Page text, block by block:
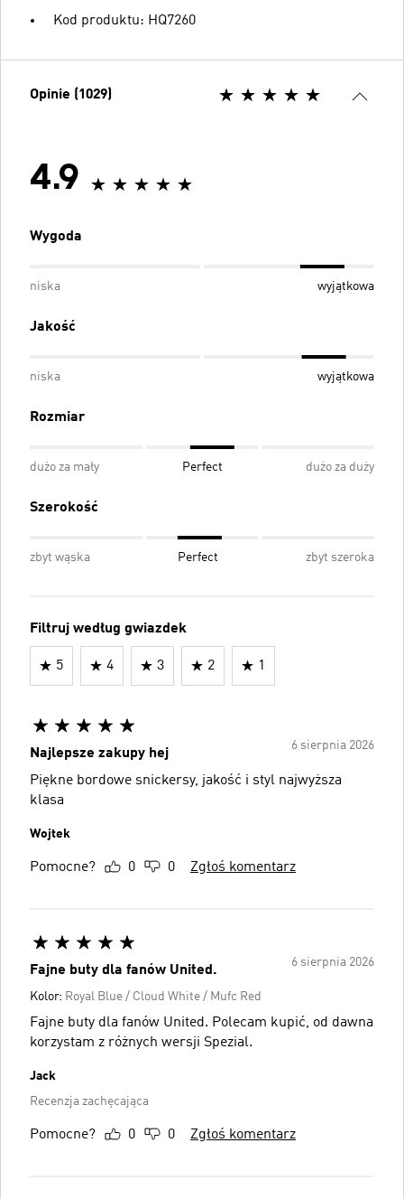
Kod produktu: HQ7260
Opinie (1029)
4.9
Wygoda
niska wyjątkowa
Jakość
niska wyjątkowa
Rozmiar
dużo za mały Perfect dużo za duży
Szerokość
zbyt wąska Perfect zbyt szeroka
Filtruj według gwiazdek
5 4 3 2 1
6 sierpnia 2026
Najlepsze zakupy hej
Piękne bordowe snickersy, jakość i styl najwyższa
klasa
Wojtek
Pomocne? 0 0 Zgłoś komentarz
6 sierpnia 2026
Fajne buty dla fanów United.
Kolor: Royal Blue / Cloud White / Mufc Red
Fajne buty dla fanów United. Polecam kupić, od dawna
korzystam z różnych wersji Spezial.
Jack
Recenzja zachęcająca
Pomocne? 0 0 Zgłoś komentarz